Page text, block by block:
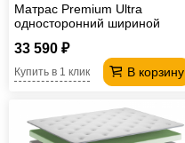
Матрас Premium Ultra
односторонний шириной
33 590 ₽
В корзину
Купить в 1 клик